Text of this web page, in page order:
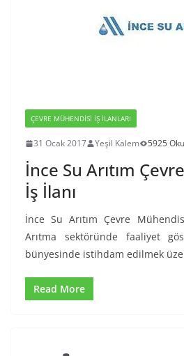
ÇEVRE MÜHENDISI İŞ İLANLARI
31 Ocak 2017 Yeşil Kalem 5925
İnce Su Arıtım
İş İlanı
İnce Su Arıtım Çevre
Arıtma sektöründe faaliyet
bünyesinde istihdam edilmek
Read More